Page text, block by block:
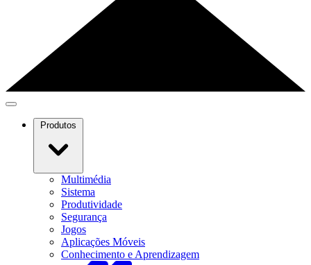
Produtos
Multimédia
Sistema
Produtividade
Segurança
Jogos
Aplicações Móveis
Conhecimento e Aprendizagem